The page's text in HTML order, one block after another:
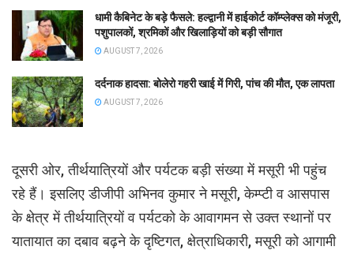
धामी कैबिनेट के बड़े फैसले: हल्द्वानी में हाईकोर्ट कॉम्प्लेक्स को मंजूरी,
पशुपालकों, श्रमिकों और खिलाड़ियों को बड़ी सौगात
AUGUST 7, 2026
दर्दनाक हादसा: बोलेरो गहरी खाई में गिरी, पांच की मौत, एक लापता
AUGUST 7, 2026
दूसरी ओर, तीर्थयात्रियों और पर्यटक बड़ी संख्या में मसूरी भी पहुंच
रहे हैं। इसलिए डीजीपी अभिनव कुमार ने मसूरी, केम्प्टी व आसपास
के क्षेत्र में तीर्थयात्रियों व पर्यटको के आवागमन से उक्त स्थानों पर
यातायात का दबाव बढ़ने के दृष्टिगत, क्षेत्राधिकारी, मसूरी को आगामी